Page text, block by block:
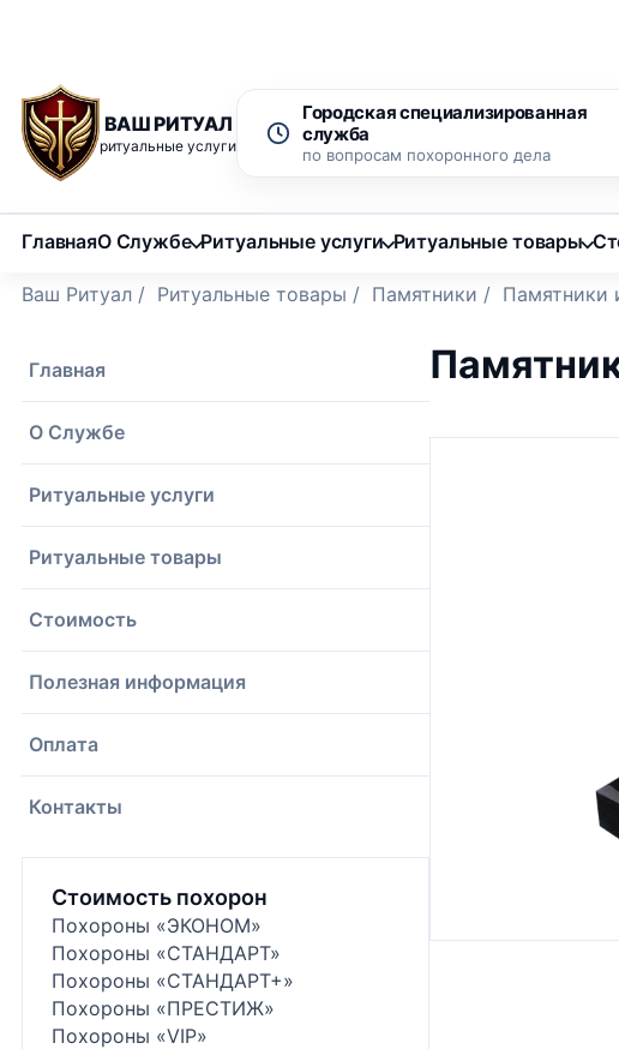
ВАШ РИТУАЛ
ритуальные услуги
Городская специализированная
служба
по вопросам похоронного дела
ГлавнаяО Службе Ритуальные услуги Ритуальные товары
Ваш Ритуал / Ритуальные товары / Памятники / Памятники
Главная
О Службе
Ритуальные услуги
Ритуальные товары
Стоимость
Полезная информация
Оплата
Контакты
Стоимость похорон
Похороны «ЭКОНОМ»
Похороны «СТАНДАРТ»
Похороны «СТАНДАРТ+»
Похороны «ПРЕСТИЖ»
Похороны «VIP»